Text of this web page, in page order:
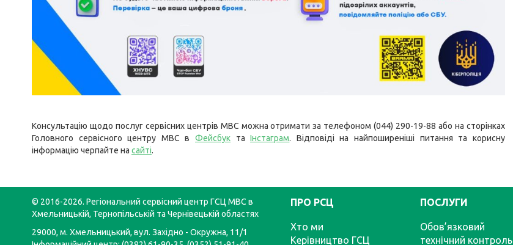
Консультацію щодо послуг сервісних центрів МВС можна отримати за телефоном (044) 290-19-88 або на сторінках
Головного сервісного центру МВС вФейсбук таІнстаграм. Відповіді на найпоширеніші питання та корисну
інформацію черпайте на сайті.
© 2016-2026. Регіональний сервісний центр ГСЦ МВС в
Хмельницькій, Тернопільській та Чернівецькій областях
29000, м. Хмельницький, вул. Західно - Окружна, 11/1
ПРО РСЦ
Хто ми
Керівництво ГСЦ
ПОСЛУГИ
Обов’язковий
технічний контроль